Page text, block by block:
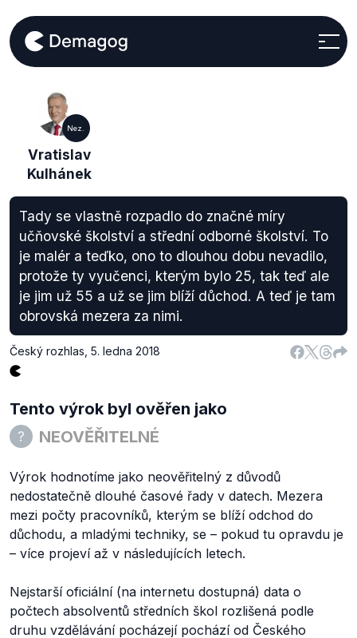
Nez.
Vratislav
Kulhánek
Tady se vlastně rozpadlo do značné míry
učňovské školství a střední odborné školství. To
je malér a teďko, ono to dlouhou dobu nevadilo,
protože ty vyučenci, kterým bylo 25, tak teď ale
je jim už 55 a už se jim blíží důchod. A teď je tam
obrovská mezera za nimi.
Český rozhlas 5. ledna 2018
Tento výrok byl ověřen jako
NEOVĚŘITELNÉ
Výrok hodnotíme jako neověřitelný z důvodů
nedostatečně dlouhé časové řady v datech. Mezera
mezi počty pracovníků, kterým se blíží odchod do
důchodu, a mladými techniky, se – pokud tu opravdu je
– více projeví až v následujících letech.
Nejstarší oficiální (na internetu dostupná) data o
počtech absolventů středních škol rozlišená podle
druhu vzdělávání pocházejí pochází od Českého